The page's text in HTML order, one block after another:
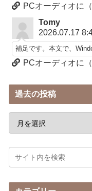
PCオーディオに
Tomy
2026.07.17
補足です。本文で、
PCオーディオに
過去の投稿